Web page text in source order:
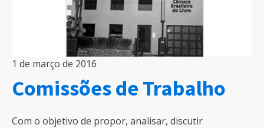
1 de março de 2016
Comissões de Trabalho
Com o objetivo de propor, analisar, discutir